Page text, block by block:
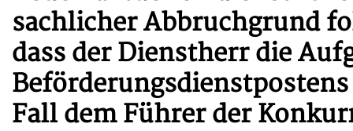
sachlicher Abbruchgrund
dass der Dienstherr die
Fall dem Führer der